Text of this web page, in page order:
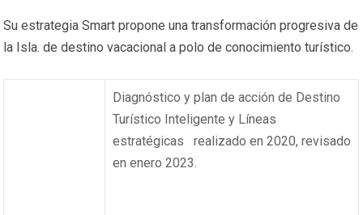
Su estrategia Smart propone una transformación progresiva de
la Isla. de destino vacacional a polo de conocimiento turístico.
Diagnóstico y plan de acción de Destino
Turístico Inteligente y Líneas
estratégicas realizado en 2020, revisado
en enero 2023.